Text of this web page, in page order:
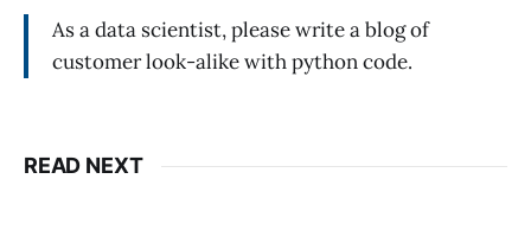
As a data scientist, please write a blog of
customer look-alike with python code.
READ NEXT